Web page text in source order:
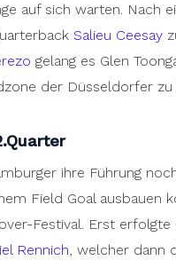
auf sich warten. Nach
Salieu Ceesay
gelang es Glen
der Düsseldorfer
ihre Führung
Field Goal ausbauen
Festival. Erst erfolgte
Rennich, welcher dann